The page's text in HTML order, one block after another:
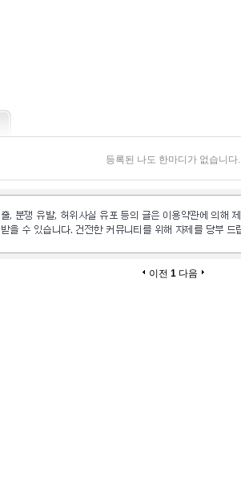
등록된 나도 한마디가 없습니다.
이전 1 다음